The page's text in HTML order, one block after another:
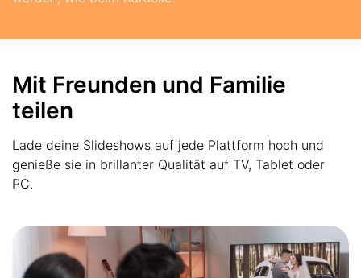
Mit Freunden und Familie
teilen
Lade deine Slideshows auf jede Plattform hoch und
genieße sie in brillanter Qualität auf TV, Tablet oder
PC.